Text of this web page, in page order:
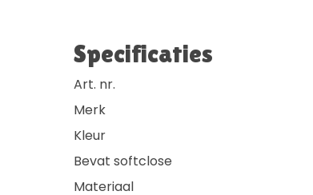
Specificaties
Art. nr.
Merk
Kleur
Bevat softclose
Materiaal